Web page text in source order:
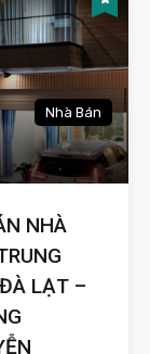
Nhà Bán
NHÀ
LẠT –